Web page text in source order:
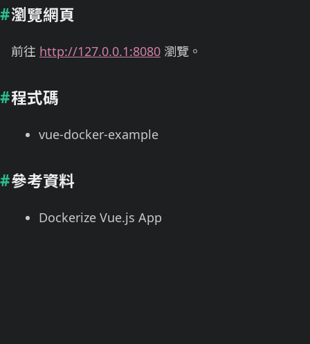
瀏覽網頁
前往 http://127.0.0.1:8080 瀏覽。
程式碼
vue-docker-example
參考資料
Dockerize Vue.js App